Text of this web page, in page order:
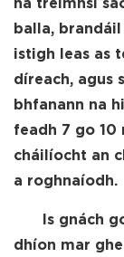
na tréimhsí
balla,
istigh leas as
díreach, agus
bhfanann na
feadh 7 go 10
cháilíocht an
a roghnaíodh.
Is gnách
dhíon mar